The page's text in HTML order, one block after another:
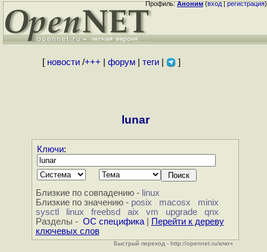
Профиль:Аноним(вход|регистрация)
[ новости/+++ форум| теги| ]
lunar
Ключи:
Близкие по совпадению - linux
Близкие по значению - posix macosx
minix
sysctl
linux freebsd aix vm upgrade
qnx
Разделы - ОС специфика|
Перейти к дереву
ключевых слов
Быстрый переход - http://opennet.ru/ключ